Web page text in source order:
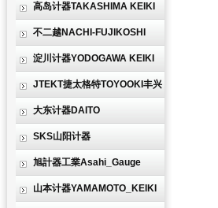
高岛计器TAKASHIMA KEIKI
不二越NACHI-FUJIKOSHI
淀川计器YODOGAWA KEIKI
JTEKT捷太格特TOYOOKI丰兴
大东计器DAITO
SKS山阳计器
旭計器工業Asahi_Gauge
山本计器YAMAMOTO_KEIKI